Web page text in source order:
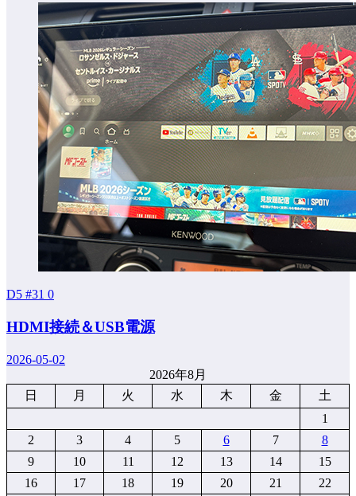
D5 #31 0
HDMI接続＆USB電源
2026-05-02
2026年8月
日
月 火 水 木 金
土
1
2
3 4 5 6 7
8
9
10 11 12 13 14
15
16
17 18 19 20 21
22